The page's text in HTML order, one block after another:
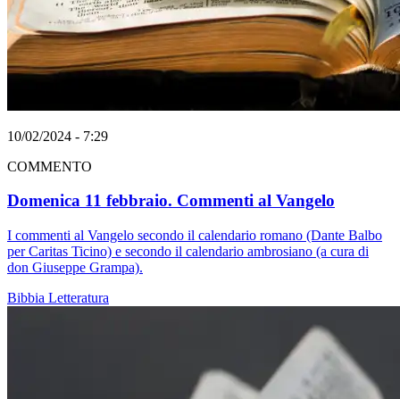
10/02/2024 - 7:29
COMMENTO
Domenica 11 febbraio. Commenti al Vangelo
I commenti al Vangelo secondo il calendario romano (Dante Balbo
per Caritas Ticino) e secondo il calendario ambrosiano (a cura di
don Giuseppe Grampa).
Bibbia Letteratura